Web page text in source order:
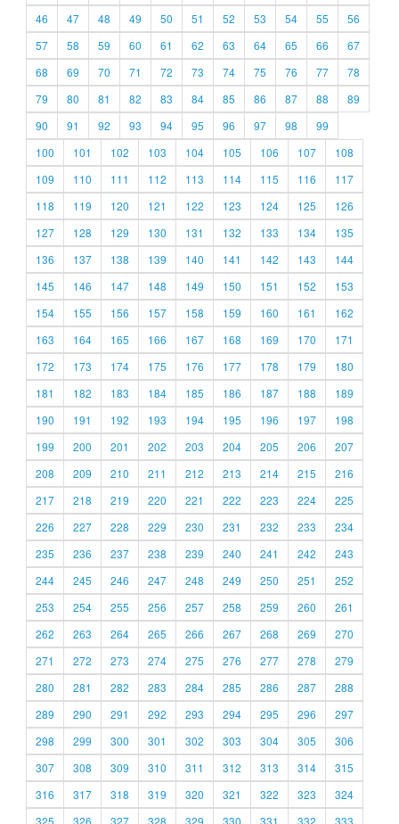
46
47 48 49 50 51 52 53 54 55
56
57
58 59 60 61 62 63 64 65 66
67
68
69 70 71 72 73 74 75 76 77
78
79
80 81 82 83 84 85 86 87 88
89
90
91 92 93 94 95 96 97 98
99
100
101 102 103 104 105 106 107
108
109
110 111 112 113 114 115 116
117
118
119 120 121 122 123 124 125
126
127
128 129 130 131 132 133 134
135
136
137 138 139 140 141 142 143
144
145
146 147 148 149 150 151 152
153
154
155 156 157 158 159 160 161
162
163
164 165 166 167 168 169 170
171
172
173 174 175 176 177 178 179
180
181
182 183 184 185 186 187 188
189
190
191 192 193 194 195 196 197
198
199
200 201 202 203 204 205 206
207
208
209 210 211 212 213 214 215
216
217
218 219 220 221 222 223 224
225
226
227 228 229 230 231 232 233
234
235
236 237 238 239 240 241 242
243
244
245 246 247 248 249 250 251
252
253
254 255 256 257 258 259 260
261
262
263 264 265 266 267 268 269
270
271
272 273 274 275 276 277 278
279
280
281 282 283 284 285 286 287
288
289
290 291 292 293 294 295 296
297
298
299 300 301 302 303 304 305
306
307
308 309 310 311 312 313 314
315
316
317 318 319 320 321 322 323
324
325
326 327 328 329 330 331 332 333